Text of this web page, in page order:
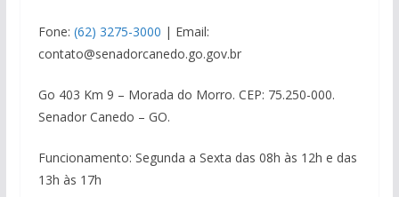
Fone: (62) 3275-3000 | Email:
contato@senadorcanedo.go.gov.br
Go 403 Km 9 – Morada do Morro. CEP: 75.250-000.
Senador Canedo – GO.
Funcionamento: Segunda a Sexta das 08h às 12h e das
13h às 17h